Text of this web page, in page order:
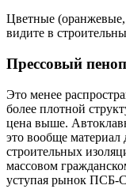
Цветные
видите в
Прессовый
Это менее
более плотной
цена выше.
это вообще материал
строительных
массовом
уступая рынок